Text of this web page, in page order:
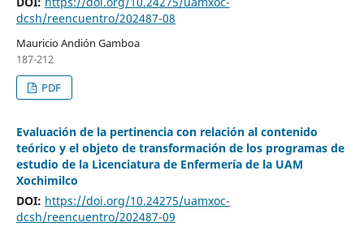
dcsh/reencuentro/202487-08
Mauricio Andión Gamboa
187-212
PDF
Evaluación de la pertinencia con relación al contenido
teórico y el objeto de transformación de los programas de
estudio de la Licenciatura de Enfermería de la UAM
Xochimilco
DOI: https://doi.org/10.24275/uamxoc-
dcsh/reencuentro/202487-09